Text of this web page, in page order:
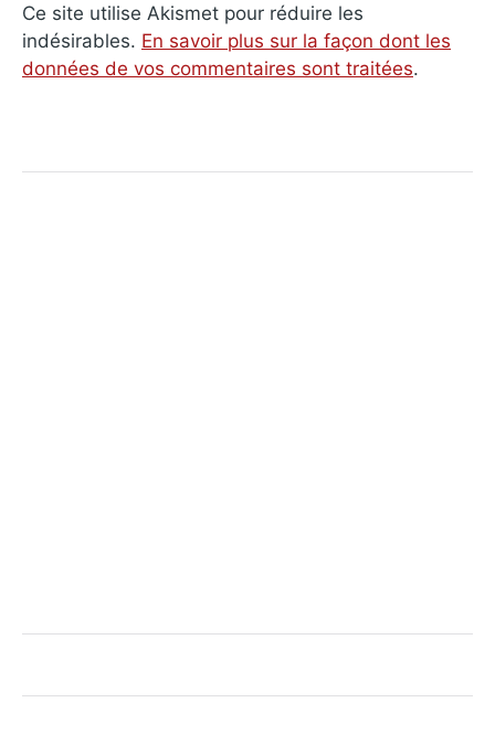
Ce site utilise Akismet pour réduire les
indésirables. En savoir plus sur la façon dont les
données de vos commentaires sont traitées.